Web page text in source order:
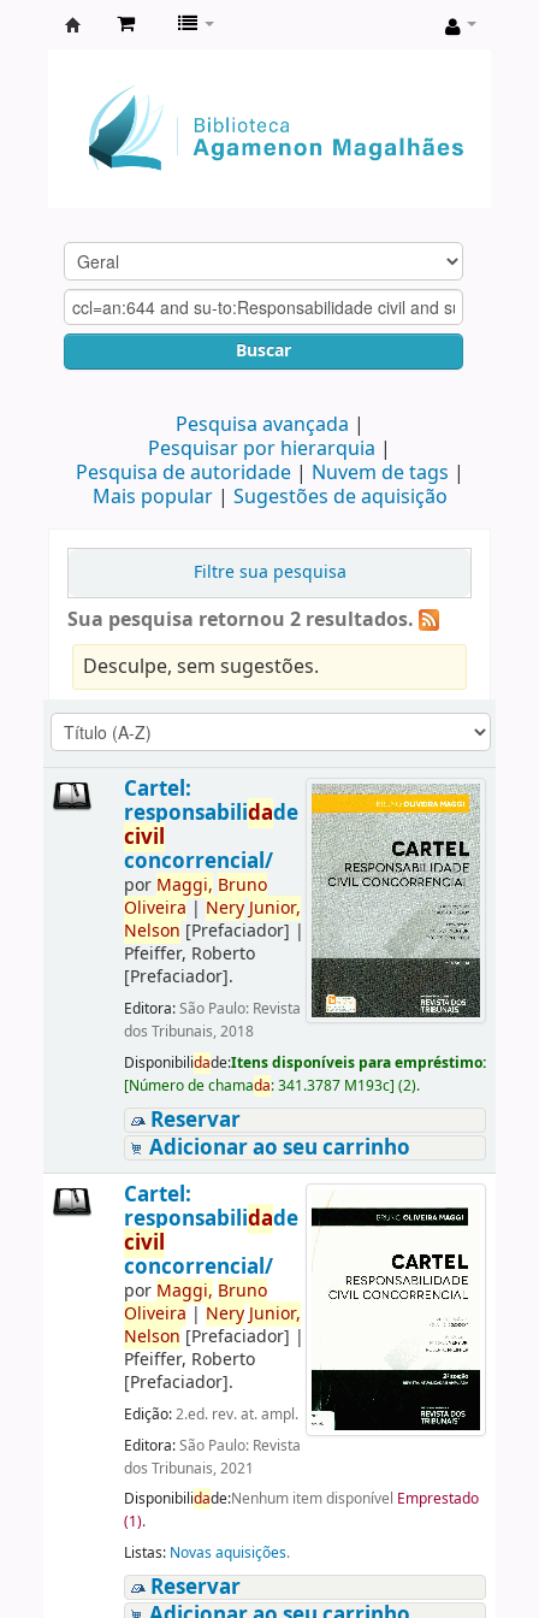
Agamenon
Magalhães
Buscar
Pesquisa avançada
Pesquisar por hierarquia
Pesquisa de autoridade
Nuvem de tags
Mais popular
Sugestões de aquisição
Filtre sua pesquisa
Sua pesquisa retornou 2 resultados.
Desculpe, sem sugestões.
Cartel:
responsabilidade
civil
concorrencial/
por Maggi, Bruno
Oliveira | Nery Junior,
Nelson [Prefaciador] |
Pfeiffer, Roberto
[Prefaciador].
Editora:São Paulo: Revista
dos Tribunais, 2018
Disponibilidade:Itens disponíveis para empréstimo:
[Número de chamada:341.3787 M193c] (2).
Reservar
Adicionar ao seu carrinho
Cartel:
responsabilidade
civil
concorrencial/
por Maggi, Bruno
Oliveira | Nery Junior,
Nelson [Prefaciador] |
Pfeiffer, Roberto
[Prefaciador].
Edição:2.ed. rev. at. ampl.
Editora:São Paulo: Revista
dos Tribunais, 2021
Disponibilidade:Nenhum item disponível Emprestado
(1).
Listas: Novas aquisições.
Reservar